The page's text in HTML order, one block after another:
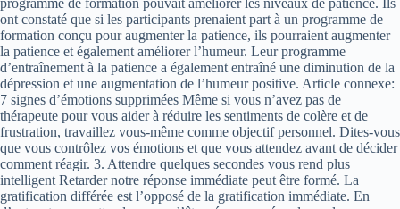
programme de formation pouvait améliorer les niveaux de patience. Ils
ont constaté que si les participants prenaient part à un programme de
formation conçu pour augmenter la patience, ils pourraient augmenter
la patience et également améliorer l’humeur. Leur programme
d’entraînement à la patience a également entraîné une diminution de la
dépression et une augmentation de l’humeur positive. Article connexe:
7 signes d’émotions supprimées Même si vous n’avez pas de
thérapeute pour vous aider à réduire les sentiments de colère et de
frustration, travaillez vous-même comme objectif personnel. Dites-vous
que vous contrôlez vos émotions et que vous attendez avant de décider
comment réagir. 3. Attendre quelques secondes vous rend plus
intelligent Retarder notre réponse immédiate peut être formé. La
gratification différée est l’opposé de la gratification immédiate. En